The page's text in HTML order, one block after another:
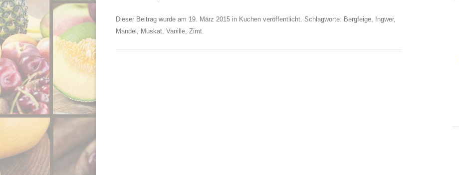
Dieser Beitrag wurde am 19. März 2015 in Kuchen veröffentlicht. Schlagworte: Bergfeige Ingwer,
Mandel
Muskat Vanille Zimt